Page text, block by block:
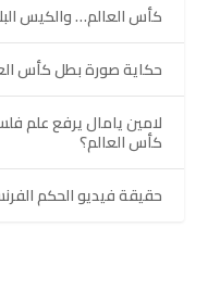
كأس العالم… والكيس
حكاية صورة بطل كأس العالم
لامين يامال يرفع علم
كأس العالم؟
حقيقة فيديو الحكم